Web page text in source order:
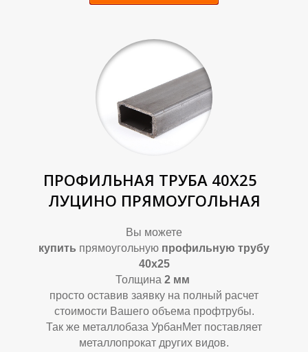
Т
ПРОФИЛЬНАЯ ТРУБА 40Х25
ЛУЦИНО ПРЯМОУГОЛЬНАЯ
Вы можете
купить прямоугольную профильную трубу
40х25
Толщина 2 мм
просто оставив заявку на полный расчет
стоимости Вашего объема профтрубы.
Так же металлобаза УрбанМет поставляет
металлопрокат других видов.
Т